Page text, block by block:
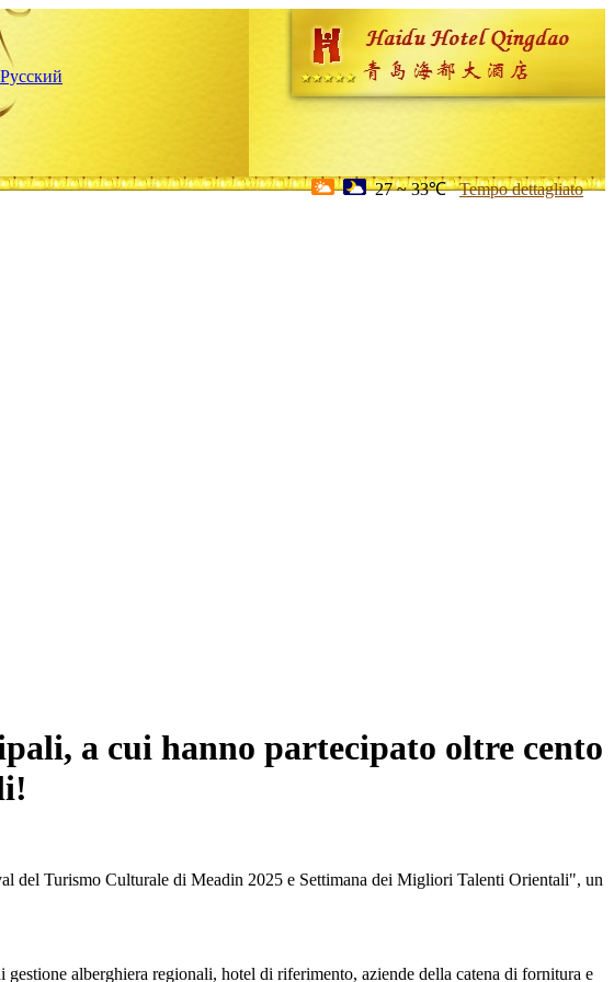
Русский
27 ~ 33℃ Tempo dettagliato
a cui hanno partecipato oltre cento
del Turismo Culturale di Meadin 2025 e Settimana dei Migliori Talenti Orientali", un
alberghiera regionali, hotel di riferimento, aziende della catena di fornitura e